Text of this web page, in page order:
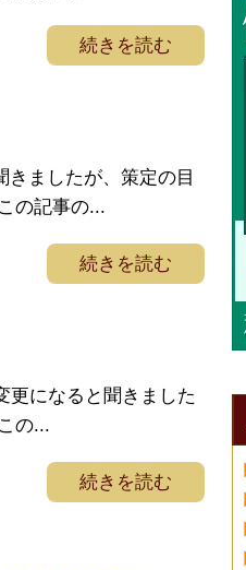
続きを読む
きましたが、策定の目
の記事の...
続きを読む
更になると聞きました
の...
続きを読む